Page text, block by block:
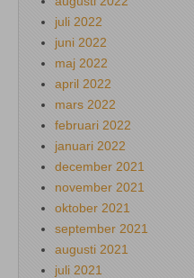
juli 2022
juni 2022
maj 2022
april 2022
mars 2022
februari 2022
januari 2022
december 2021
november 2021
oktober 2021
september 2021
augusti 2021
juli 2021